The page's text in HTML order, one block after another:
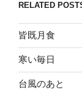
RELATED
皆既月食
寒い毎日
台風のあと